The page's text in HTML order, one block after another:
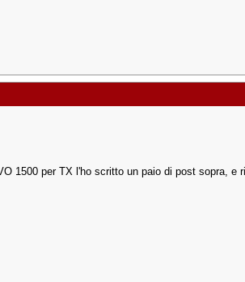
1500 per TX l'ho scritto un paio di post sopra, e